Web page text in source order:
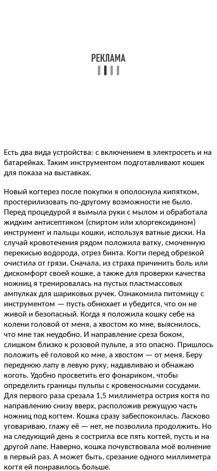
Есть два вида устройства: с включением в электросеть и на
батарейках. Таким инструментом подготавливают кошек
для показа на выставках.
Новый когтерез после покупки я ополоснула кипятком,
простерилизовать по-другому возможности не было.
Перед процедурой я вымыла руки с мылом и обработала
жидким антисептиком (спиртом или хлоргексидином)
инструмент и пальцы кошки, используя ватные диски. На
случай кровотечения рядом положила ватку, смоченную
перекисью водорода, отрез бинта. Когти перед обрезкой
очистила от грязи. Сначала, из страха причинить боль или
дискомфорт своей кошке, а также для проверки качества
ножниц я тренировалась на пустых пластмассовых
ампулках для шариковых ручек. Ознакомила питомицу с
инструментом — пусть обнюхает и убедится, что он не
живой и безопасный. Когда я положила кошку себе на
колени головой от меня, а хвостом ко мне, выяснилось,
что мне так неудобно. И направление среза боком,
слишком близко к розовой пульпе, а это опасно. Пришлось
положить её головой ко мне, а хвостом — от меня. Беру
переднюю лапу в левую руку, надавливаю и обнажаю
коготь. Удобно просветить его фонариком, чтобы
определить границы пульпы с кровеносными сосудами.
Для первого раза срезала 1,5 миллиметра острия когтя по
направлению снизу вверх, расположив режущую часть
ножниц под когтем. Кошка сразу забеспокоилась. Ласково
уговариваю, глажу её — нет, не позволила продолжить. Но
на следующий день я состригла все пять когтей, пусть и на
другой лапе. Наверно, кошка почувствовала моё волнение
в первый раз. А может быть, срезание одного миллиметра
когтя ей понравилось больше.